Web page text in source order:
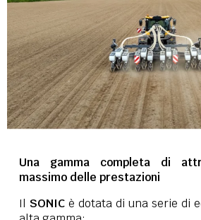
Una gamma completa di
massimo delle prestazioni
Il SONIC è dotata di una serie di